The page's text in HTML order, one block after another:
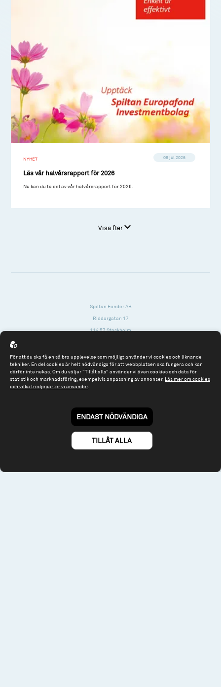
NYHET 08 jul 2026
Läs vår halvårsrapport för 2026
Nu kan du ta del av vår halvårsrapport för 2026.
Visa fler
Spiltan Fonder AB
Riddargatan 17
114 57 Stockholm
Tel: 08 - 545 813 40
fonder@spiltanfonder.se
Till spiltan.se
© 2026 - Spiltan Fonder AB
By Sphinxly
För att du ska få en så bra upplevelse som möjligt använder vi cookies och liknande
tekniker. En del cookies är helt nödvändiga för att webbplatsen ska fungera och kan
därför inte nekas. Om du väljer “Tillåt alla” använder vi även cookies och data för
statistik och marknadsföring, exempelvis anpassning av annonser. Läs mer om cookies
och vilka tredjeparter vi använder.
ENDAST NÖDVÄNDIGA
TILLÅT ALLA